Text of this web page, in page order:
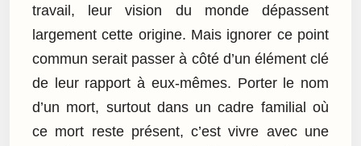
travail, leur vision du monde dépassent
largement cette origine. Mais ignorer ce point
commun serait passer à côté d’un élément clé
de leur rapport à eux-mêmes. Porter le nom
d’un mort, surtout dans un cadre familial où
ce mort reste présent, c’est vivre avec une